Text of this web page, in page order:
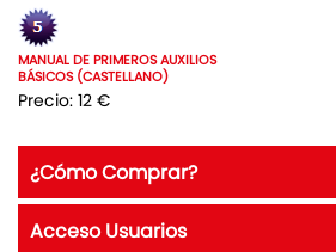
MANUAL DE PRIMEROS AUXILIOS
BÁSICOS (CASTELLANO)
Precio: 12 €
¿Cómo Comprar?
Acceso Usuarios